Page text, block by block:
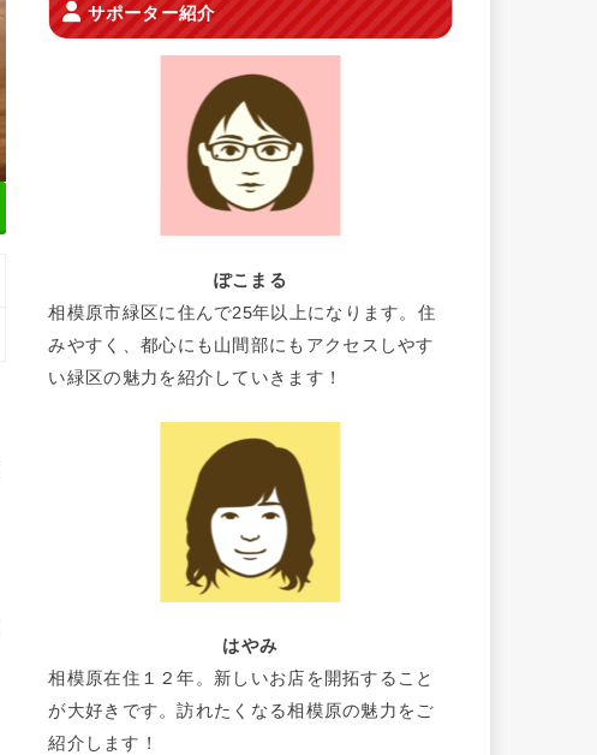
サポーター紹介
ぽこまる
相模原市緑区に住んで25年以上になります。住
みやすく、都心にも山間部にもアクセスしやす
い緑区の魅力を紹介していきます！
はやみ
相模原在住１２年。新しいお店を開拓すること
が大好きです。訪れたくなる相模原の魅力をご
紹介します！